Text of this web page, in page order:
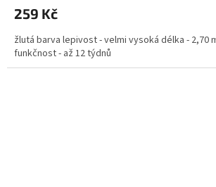
259 Kč
žlutá barva lepivost - velmi vysoká délka - 2,70
funkčnost - až 12 týdnů